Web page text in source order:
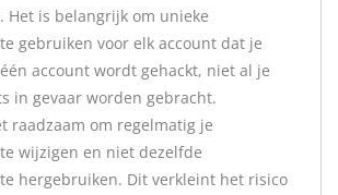
Het is belangrijk om unieke
gebruiken voor elk account dat je
account wordt gehackt, niet al je
in gevaar worden gebracht.
raadzaam om regelmatig je
wijzigen en niet dezelfde
hergebruiken. Dit verkleint het risico